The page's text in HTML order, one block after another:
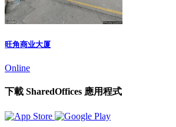
旺角商业大厦
Online
下載 SharedOffices 應用程式